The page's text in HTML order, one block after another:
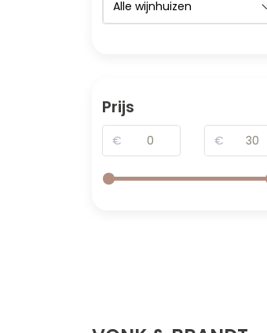
Prijs
€ €